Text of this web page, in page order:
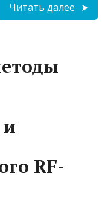
Читать далее
RF-